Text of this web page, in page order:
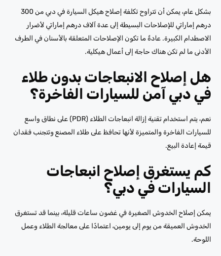
بشكل عام، يمكن أن تتراوح تكلفة إصلاح هيكل السيارة في دبي من 300
درهم إماراتي للإصلاحات البسيطة إلى عدة آلاف درهم إماراتي لأضرار
الاصطدام الكبيرة. عادةً ما تكون الإصلاحات المتعلقة بالأسنان في الطرف
الأدنى ما لم تكن هناك حاجة إلى أعمال هيكلية.
هل إصلاح الانبعاجات بدون طلاء
في دبي آمن للسيارات الفاخرة؟
نعم، يتم استخدام تقنية إزالة انبعاجات الطلاء (PDR) على نطاق واسع
للسيارات الفاخرة والمتميزة لأنها تحافظ على طلاء المصنع وتتجنب فقدان
قيمة إعادة البيع.
كم يستغرق إصلاح انبعاجات
السيارات في دبي؟
يمكن إصلاح الخدوش الصغيرة في غضون ساعات قليلة، بينما قد تستغرق
الخدوش العميقة من يوم إلى يومين، اعتمادًا على معالجة الطلاء وعمل
اللوحة.